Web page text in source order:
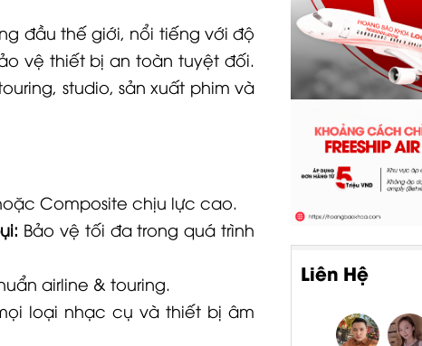
đầu thế giới, nổi tiếng với độ
vệ thiết bị an toàn tuyệt đối.
studio, sản xuất phim và
Composite chịu lực cao.
Bảo vệ tối đa trong quá trình
airline & touring.
loại nhạc cụ và thiết bị âm
Liên Hệ